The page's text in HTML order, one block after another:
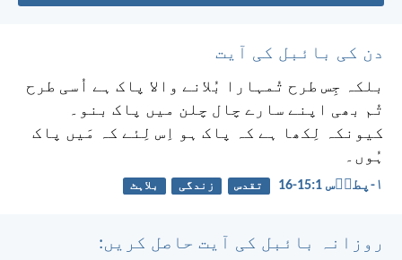
دن کی بائبل کی آیت
بلکہ جِس طرح تُمہارا بُلانے والا پاک ہے اُسی طرح
تُم بھی اپنے سارے چال چلن میں پاک بنو۔
کیونکہ لِکھا ہے کہ پاک ہو اِس لِئے کہ مَیں پاک
ہُوں۔
۱-پطرؔس 1:‏15-‏16 تقدس زندگی بلاہٹ
روزانہ بائبل کی آیت حاصل کریں: